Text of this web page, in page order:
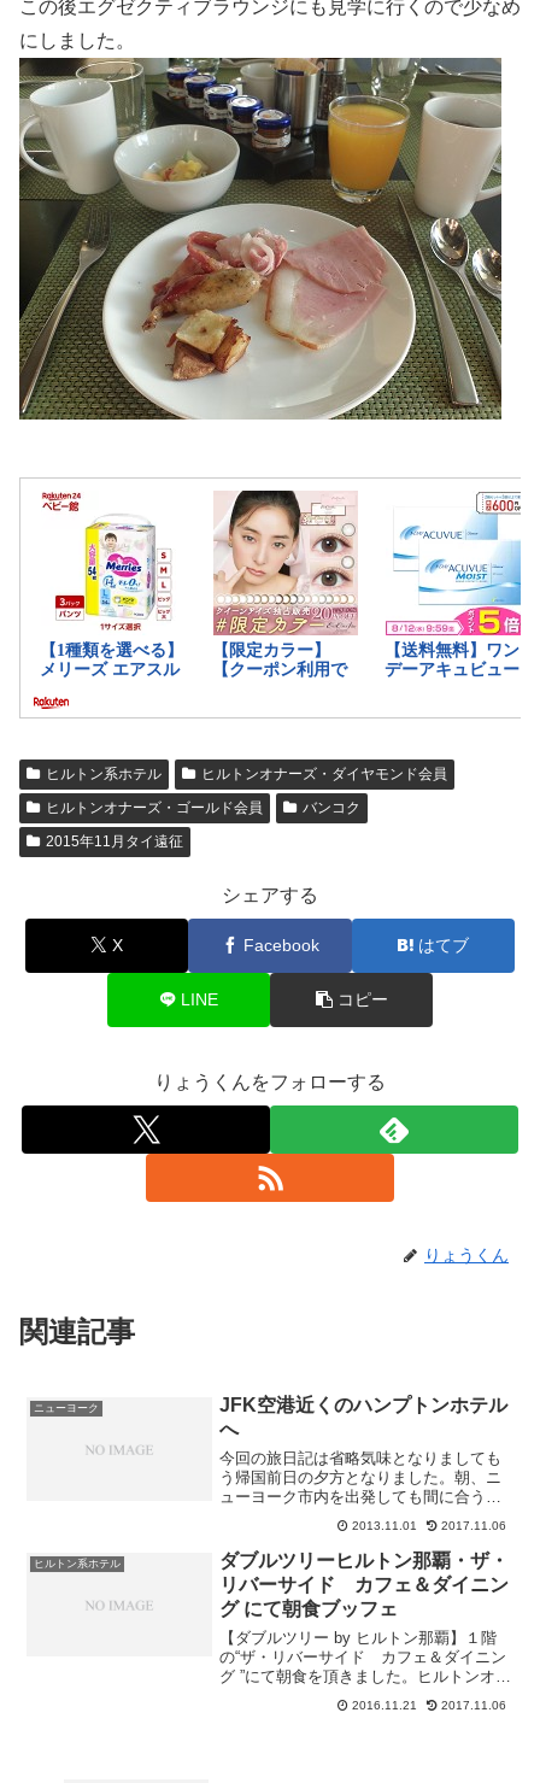
この後エグゼクティブラウンジにも見学に行くので少なめ
にしました。
ヒルトン系ホテル
ヒルトンオナーズ・ダイヤモンド会員
ヒルトンオナーズ・ゴールド会員
バンコク
2015年11月タイ遠征
シェアする
X Facebook はてブ
LINE コピー
りょうくんをフォローする
りょうくん
関連記事
ニューヨーク
JFK空港近くのハンプトンホテル
へ
今回の旅日記は省略気味となりましても
う帰国前日の夕方となりました。朝、ニ
ューヨーク市内を出発しても間に合うの
ですが今回はJFK空港近くに宿泊するこ
とにいたしました。空港手前にホテル行
きのシャトルバスが来る駅があります。
そこでホテルに無料の電...
2013.11.01 2017.11.06
ヒルトン系ホテル
ダブルツリーヒルトン那覇・ザ・
リバーサイド カフェ＆ダイニン
グ にて朝食ブッフェ
【ダブルツリー by ヒルトン那覇】１階
の“ザ・リバーサイド カフェ＆ダイニン
グ ”にて朝食を頂きました。ヒルトンオナ
ーズメンバーのため、チェックインの時
に予約をしておりスムーズに入れまし
2016.11.21 2017.11.06